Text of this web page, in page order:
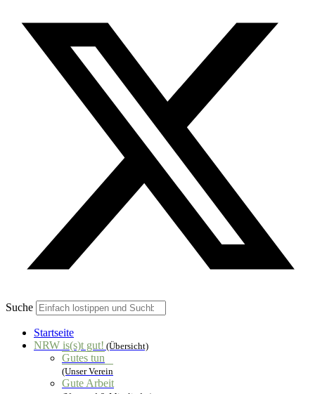
Suche
Startseite
NRW is(s)t gut! (Übersicht)
Gutes tun
(Unser Verein
Gute Arbeit